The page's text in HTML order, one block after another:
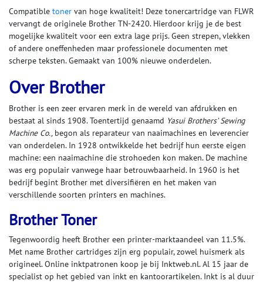
Compatible toner van hoge kwaliteit! Deze tonercartridge van FLWR
vervangt de originele Brother TN-2420. Hierdoor krijg je de best
mogelijke kwaliteit voor een extra lage prijs. Geen strepen, vlekken
of andere oneffenheden maar professionele documenten met
scherpe teksten. Gemaakt van 100% nieuwe onderdelen.
Over Brother
Brother is een zeer ervaren merk in de wereld van afdrukken en
bestaat al sinds 1908. Toentertijd genaamd Yasui Brothers’ Sewing
Machine Co., begon als reparateur van naaimachines en leverencier
van onderdelen. In 1928 ontwikkelde het bedrijf hun eerste eigen
machine: een naaimachine die strohoeden kon maken. De machine
was erg populair vanwege haar betrouwbaarheid. In 1960 is het
bedrijf begint Brother met diversifiëren en het maken van
verschillende soorten printers en machines.
Brother Toner
Tegenwoordig heeft Brother een printer-marktaandeel van 11.5%.
Met name Brother cartridges zijn erg populair, zowel huismerk als
origineel. Online inktpatronen koop je bij Inktweb.nl. Al 15 jaar de
specialist op het gebied van inkt en kantoorartikelen. Inkt is al duur